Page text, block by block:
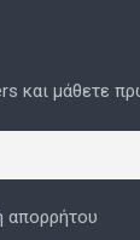
και μάθετε
απορρήτου